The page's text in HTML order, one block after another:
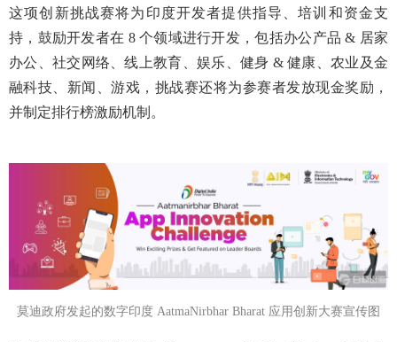
这项创新挑战赛将为印度开发者提供指导、培训 和资金支
持，鼓励开发者在 8 个领域进行开发，包括办公产品 & 居家
办公、社交网络、线上教育、娱乐、健身 & 健康、农业及金
融科技、新闻、游戏，挑战赛还将为参赛者发放现金奖励，
并制定排行榜激励机制。
莫迪政府发起的数字印度 AatmaNirbhar Bharat 应用创新大赛宣传图